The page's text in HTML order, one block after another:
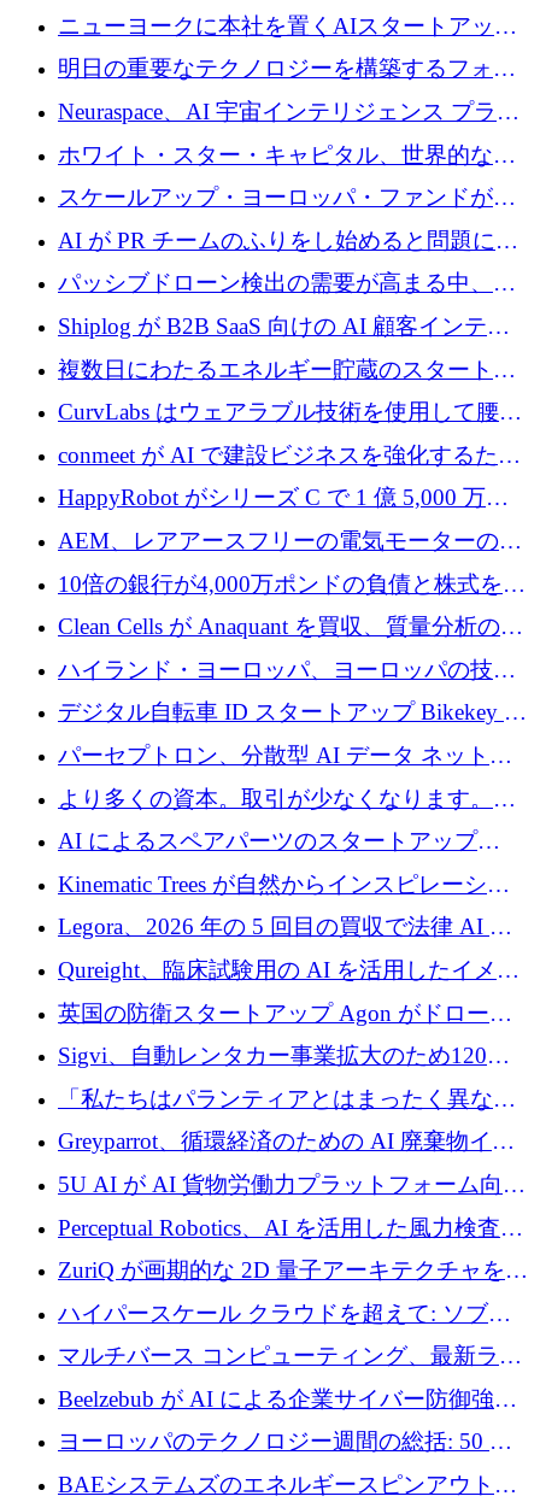
額 8 億 7,800 万ユーロと 2026 年上半期の主要
ニューヨークに本社を置くAIスタートアップ
Modal Labsがロンドンオフィスを開設
明日の重要なテクノロジーを構築するフォト
ニクスのスケールアップに対応する
Neuraspace、AI 宇宙インテリジェンス プラッ
トフォームの拡大に 1,560 万ユーロを投資
ホワイト・スター・キャピタル、世界的なス
タートアップをシリーズAからBまで支援する
ために2億5,000万ドルのファンドIVを閉鎖
スケールアップ・ヨーロッパ・ファンドが初
の投資を行い、Iceeyeの10億ユーロのラウンド
を共同主導
AI が PR チームのふりをし始めると問題にな
ります
パッシブドローン検出の需要が高まる中、
Monava が資金調達ラウンドを終了
Shiplog が B2B SaaS 向けの AI 顧客インテリ
ジェンスを構築するために 100 万ドルを調達
複数日にわたるエネルギー貯蔵のスタートア
ップ、Ore Energy が新たな投資ラウンドで
4,300 万ドルを獲得
CurvLabs はウェアラブル技術を使用して腰痛
治療をどのように再考しているか
conmeet が AI で建設ビジネスを強化するため
に 600 万ユーロを調達
HappyRobot がシリーズ C で 1 億 5,000 万ド
ルを獲得し、企業運営向けにエージェント AI
を拡張
AEM、レアアースフリーの電気モーターの革
新を加速するために1,600万ポンドを確保
10倍の銀行が4,000万ポンドの負債と株式を調
達
Clean Cells が Anaquant を買収、質量分析の専
門知識によるバイオ医薬品の品質管理を拡大
ハイランド・ヨーロッパ、ヨーロッパの技術
規模拡大を支援するために11億ユーロのファ
ンドVIを閉鎖
デジタル自転車 ID スタートアップ Bikekey が
TÖNNJES への投資を確保
パーセプトロン、分散型 AI データ ネットワ
ークの構築に 650 万ドルを調達
より多くの資本。取引が少なくなります。
2026 年上半期がヨーロッパのテクノロジーに
ついて語ること
AI によるスペアパーツのスタートアップ
Intropy が 1,100 万ドルを調達
Kinematic Trees が自然からインスピレーショ
ンを得たロボット ソフトウェアを拡張するた
めに 58 万 5,000 ポンドを調達
Legora、2026 年の 5 回目の買収で法律 AI ス
タートアップ Wexler を買収
Qureight、臨床試験用の AI を活用したイメー
ジング プラットフォームを拡張するためにシ
リーズ B で 2,000 万ドルを確保
英国の防衛スタートアップ Agon がドローン
攻撃に対抗する仮想戦場を構築、3,000 万ドル
を調達
Sigvi、自動レンタカー事業拡大のため120万
ユーロを調達
「私たちはパランティアとはまったく異なる
会社です」とフランス人の「控えめな」後任
者は言う
Greyparrot、循環経済のための AI 廃棄物イン
テリジェンスを拡張するためにシリーズ B で
2,700 万ドルを確保
5U AI が AI 貨物労働力プラットフォーム向け
に 320 万ドルのプレシードを獲得
Perceptual Robotics、AI を活用した風力検査の
規模拡大に向けて 400 万ポンド以上を確保
ZuriQ が画期的な 2D 量子アーキテクチャを拡
張するために 2,550 万ドルを調達
ハイパースケール クラウドを超えて: ソブリ
ン コンピューティングに対する DFINITY の
ビジョン
マルチバース コンピューティング、最新ラウ
ンドで最大 5 億 7,000 万ドルを目標
Beelzebub が AI による企業サイバー防御強化
のために 300 万ユーロを調達
ヨーロッパのテクノロジー週間の総括: 50 以
上の取引に 10 億ユーロ以上を投資
BAEシステムズのエネルギースピンアウト原